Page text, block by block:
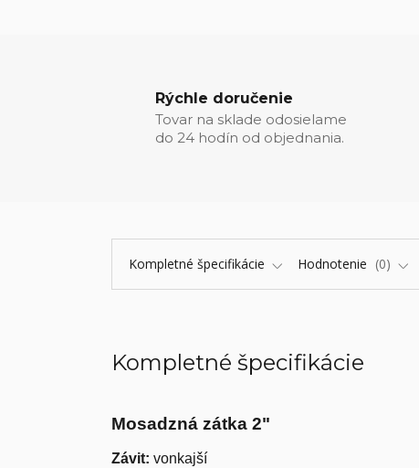
Rýchle doručenie
Tovar na sklade odosielame
do 24 hodín od objednania.
Kompletné špecifikácie Hodnotenie 0
Kompletné špecifikácie
Mosadzná zátka 2"
Závit: vonkajší